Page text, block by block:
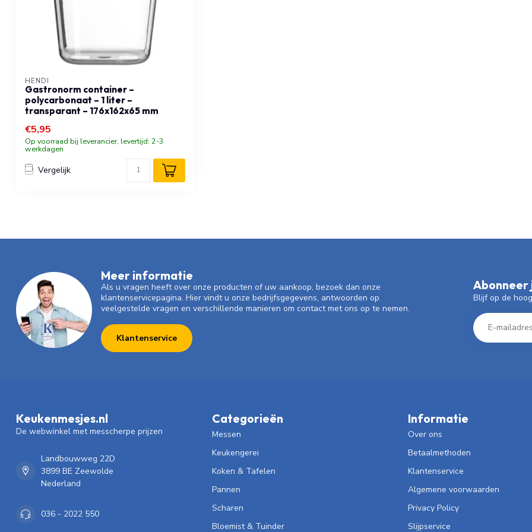
HENDI
Gastronorm container –
polycarbonaat – 1 liter –
transparant – 176x162x65 mm
€5,95
Op voorraad bij leverancier, levertijd: 2-3
werkdagen
Vergelijk
Meer informatie
Als u vragen heeft over onze producten of uw aankoop, bezoek dan onze
klantenservicepagina. Hier vindt u onze bedrijfsgegevens, antwoorden op
veelgestelde vragen en verschillende manieren om contact met ons op te nemen.
Klantenservice
Abonneer
Blijf op de
Keukenmesjes.nl
De webwinkel met messcherpe prijzen
Landbouwweg 22D
3899 BE Zeewolde
Nederland
036 - 2022 550
Categorieën
Messen
Keukengerei
Koken & Tafelen
Pannen
Scharen
Bloemist & Tuinder
Informatie
Over ons
Betaalmethoden
Klantenservice
Algemene voorwaarden
Privacy Policy
Slijpservice